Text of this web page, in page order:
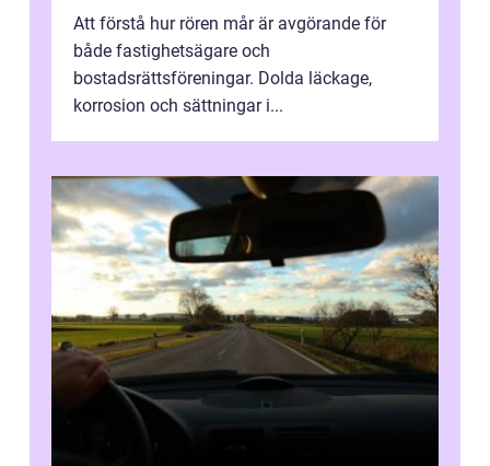
Att förstå hur rören mår är avgörande för
både fastighetsägare och
bostadsrättsföreningar. Dolda läckage,
korrosion och sättningar i...